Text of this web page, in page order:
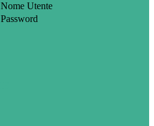
Nome Utente
Password